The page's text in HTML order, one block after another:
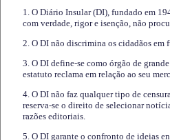
1. O Diário Insular (DI), fundado em
com verdade, rigor e isenção, não
2. O DI não discrimina os cidadãos em
3. O DI define-se como órgão de
estatuto reclama em relação ao seu
4. O DI não faz qualquer tipo de
reserva-se o direito de selecionar
razões editoriais.
5. O DI garante o confronto de ideias